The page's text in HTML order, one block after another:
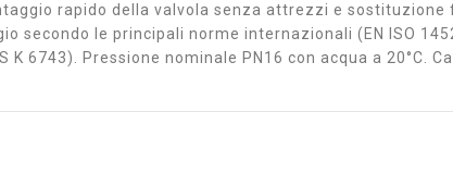
rapido della valvola senza attrezzi e sostituzione
secondo le principali norme internazionali (EN ISO
K 6743). Pressione nominale PN16 con acqua a 20°C.